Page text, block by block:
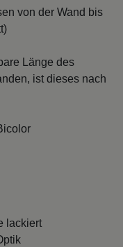
von der Wand bis
Länge des
ist dieses nach
lackiert